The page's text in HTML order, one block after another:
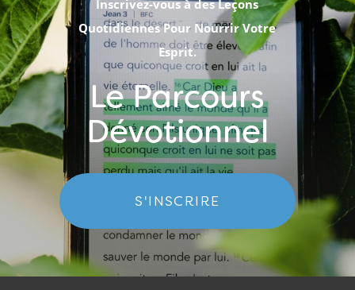
Inscrivez-vous à des Leçons
Quotidiennes Pour Nourrir Votre
Esprit.
Le Parcours
Dévotionnel
S'INSCRIRE